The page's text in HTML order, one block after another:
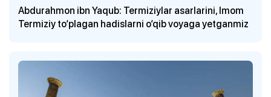
Abdurahmon ibn Yaqub: Termiziylar asarlarini, Imom
Termiziy to‘plagan hadislarni o‘qib voyaga yetganmiz